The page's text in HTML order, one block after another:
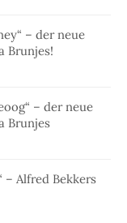
– der neue
Brunjes!
– der neue
Brunjes
– Alfred Bekkers